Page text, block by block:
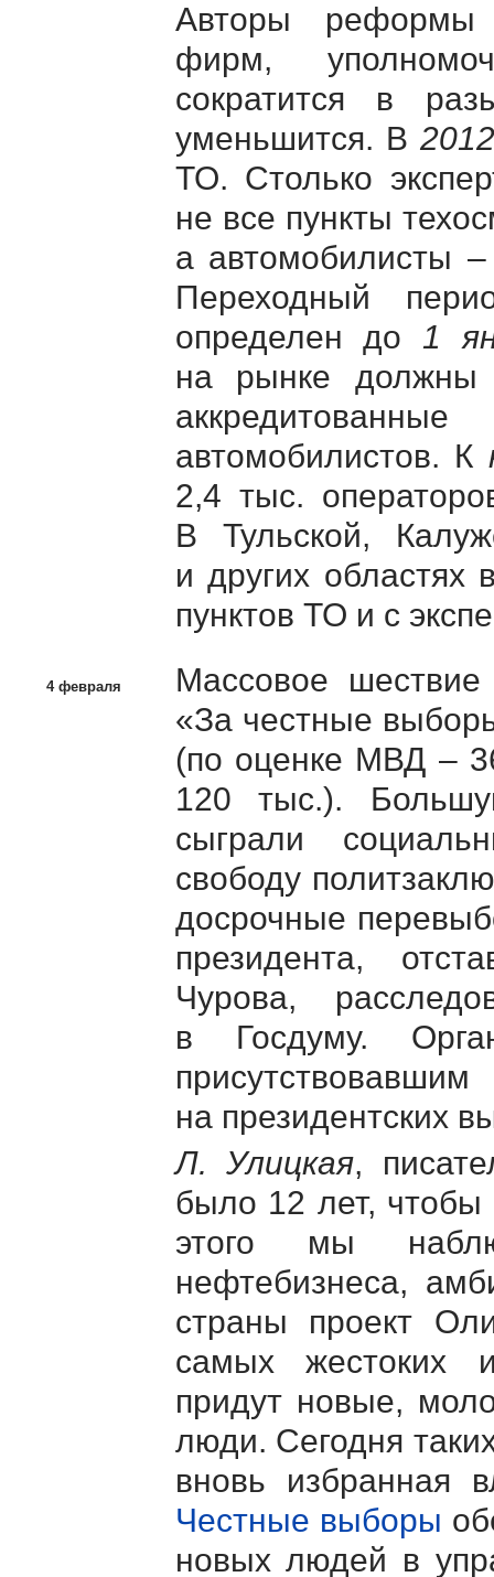
Авторы реформы
фирм,
сократится в
уменьшится. В
ТО. Столько
не все пункты
а автомобилисты –
Переходный
определен до 1
на рынке должны
автомобилистов. К
2,4 тыс.
В Тульской,
и других областях
пунктов ТО и с
4 февраля
Массовое
«За честные
(по оценке МВД –
120 тыс.).
сыграли
свободу
досрочные
президента,
Чурова,
в Госдуму.
на президентских
Л. Улицкая,
было 12 лет, чтобы
этого мы
нефтебизнеса,
страны проект
самых жестоких
придут новые,
люди. Сегодня
вновь избранная
Честные выборы
новых людей в